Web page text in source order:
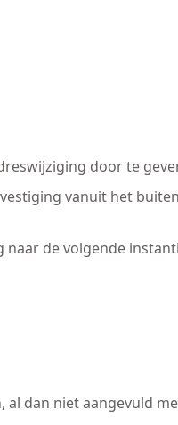
door te
vanuit het
de volgende
dan niet aangevuld